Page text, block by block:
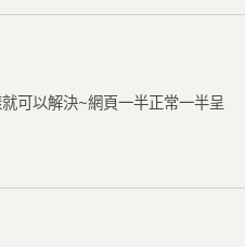
可以解決~網頁一半正常一半呈